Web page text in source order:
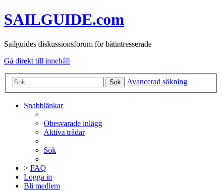
SAILGUIDE.com
Sailguides diskussionsforum för båtintresserade
Gå direkt till innehåll
Sök Avancerad sökning
Snabblänkar
Obesvarade inlägg
Aktiva trådar
Sök
> FAQ
Logga in
Bli medlem